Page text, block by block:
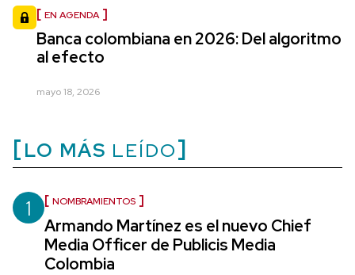
EN AGENDA
Banca colombiana en 2026: Del algoritmo
al efecto
mayo 18, 2026
LO MÁS LEÍDO
1 NOMBRAMIENTOS
Armando Martínez es el nuevo Chief
Media Officer de Publicis Media
Colombia